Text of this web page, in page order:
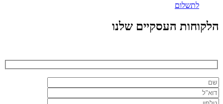
לתשלום
הלקוחות העסקיים שלנו